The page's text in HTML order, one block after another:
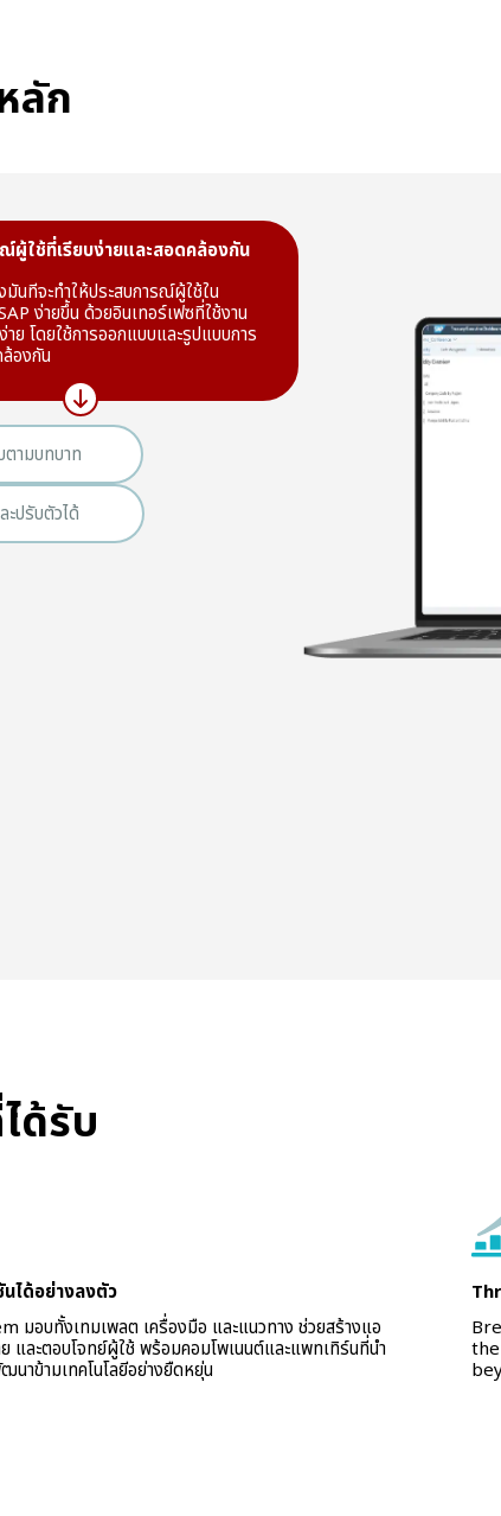
ลัก
ผู้ใช้ที่เรียบง่ายและสอดคล้องกัน
นที่จะทำให้ประสบการณ์ผู้ใช้ใน
ง่ายขึ้น ด้วยอินเทอร์เฟซที่ใช้งาน
าย โดยใช้การออกแบบและรูปแบบการ
องกัน
ามบทบาท
ปรับตัวได้
ด้รับ
ได้อย่างลงตัว
มอบทั้งเทมเพลต เครื่องมือ และแนวทาง ช่วยสร้างแอ
และตอบโจทย์ผู้ใช้ พร้อมคอมโพเนนต์และแพทเทิร์นที่นำ
นาข้ามเทคโนโลยีอย่างยืดหยุ่น